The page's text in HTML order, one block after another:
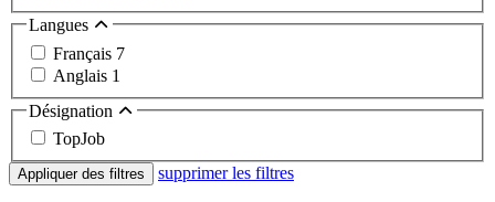
Langues
Français 7
Anglais 1
Désignation
TopJob
Appliquer des filtres supprimer les filtres